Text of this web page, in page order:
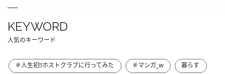
KEYWORD
人気のキーワード
＃人生初!!ホストクラブに行ってみた ＃マンガ_w 暮らす